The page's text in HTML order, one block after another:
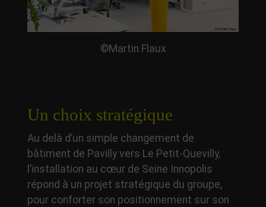
©Martin Flaux
Un choix stratégique
Au delà d’un simple changement de
bâtiment de Pavilly vers Le Petit-Quevilly,
l’installation au cœur de Seine Innopolis
répond à un projet stratégique du groupe,
pour conforter son positionnement sur son